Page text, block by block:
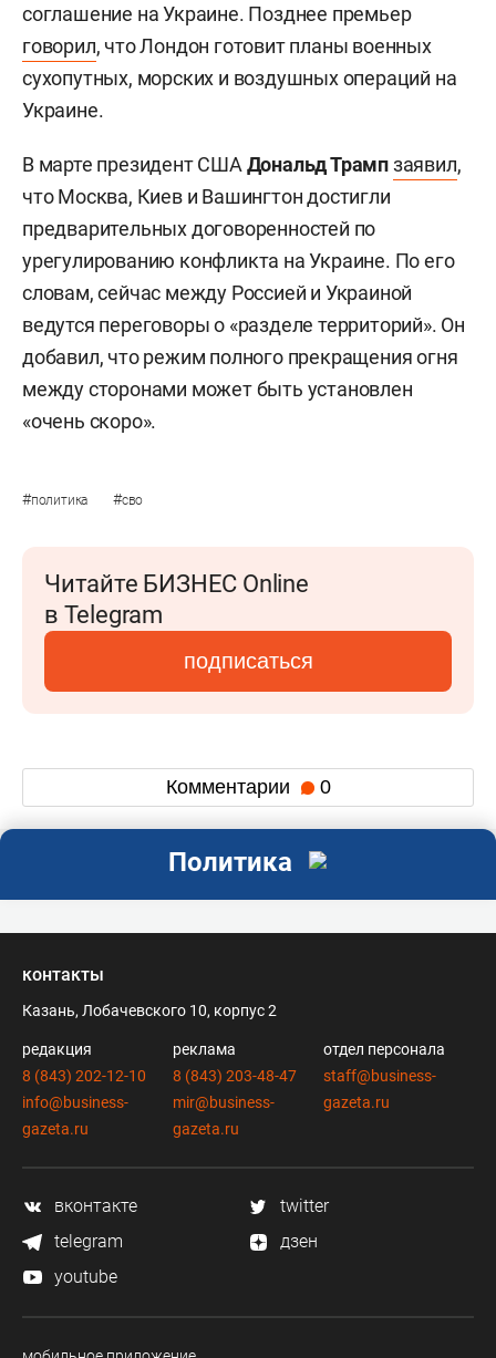
соглашение на Украине. Позднее премьер
говорил, что Лондон готовит планы военных
сухопутных, морских и воздушных операций на
Украине.
В марте президент США Дональд Трампзаявил,
что Москва, Киев и Вашингтон достигли
предварительных договоренностей по
урегулированию конфликта на Украине. По его
словам, сейчас между Россией и Украиной
ведутся переговоры о «разделе территорий». Он
добавил, что режим полного прекращения огня
между сторонами может быть установлен
«очень скоро».
#политика #сво
Читайте БИЗНЕС Online
в Telegram
подписаться
Комментарии 0
Политика
контакты
Казань, Лобачевского 10, корпус 2
редакция
8 (843) 202-12-10
info@business-
gazeta.ru
реклама
8 (843) 203-48-47
mir@business-
gazeta.ru
отдел персонала
staff@business-
gazeta.ru
вконтакте
twitter
telegram
дзен
youtube